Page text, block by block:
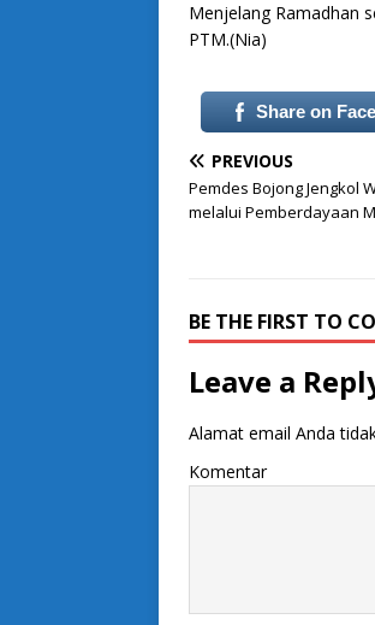
Menjelang Ramadhan
PTM.(Nia)
Share on
PREVIOUS
Pemdes Bojong Jengkol
melalui Pemberdayaan
BE THE FIRST TO
Leave a
Alamat email Anda
Komentar